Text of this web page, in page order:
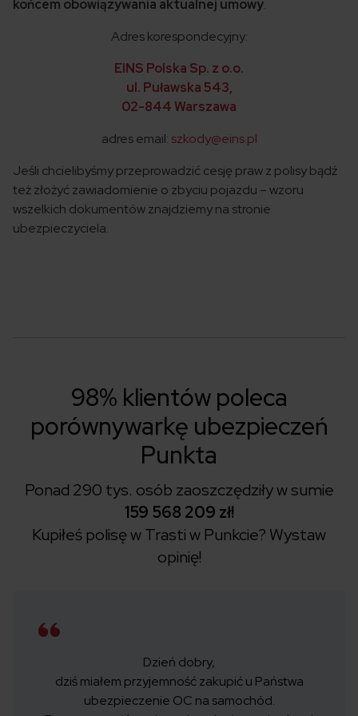
końcem obowiązywania aktualnej umowy.
Adres korespondecyjny:
EINS Polska Sp. z o.o.
ul. Puławska 543,
02-844 Warszawa
adres email: szkody@eins.pl
Jeśli chcielibyśmy przeprowadzić cesję praw z polisy bądź
też złożyć zawiadomienie o zbyciu pojazdu – wzoru
wszelkich dokumentów znajdziemy na stronie
ubezpieczyciela.
98% klientów poleca
porównywarkę ubezpieczeń
Punkta
Ponad 290 tys. osób zaoszczędziły w sumie
159 568 209 zł!
Kupiłeś polisę w Trasti w Punkcie? Wystaw
opinię!
Dzień dobry,
dziś miałem przyjemność zakupić u Państwa
ubezpieczenie OC na samochód.